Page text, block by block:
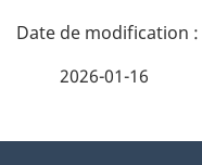
D
2026-01-16